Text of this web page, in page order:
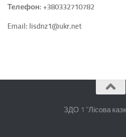
Телефон: +380332710782
Email: lisdnz1@ukr.net
ЗДО 1 "Лісова